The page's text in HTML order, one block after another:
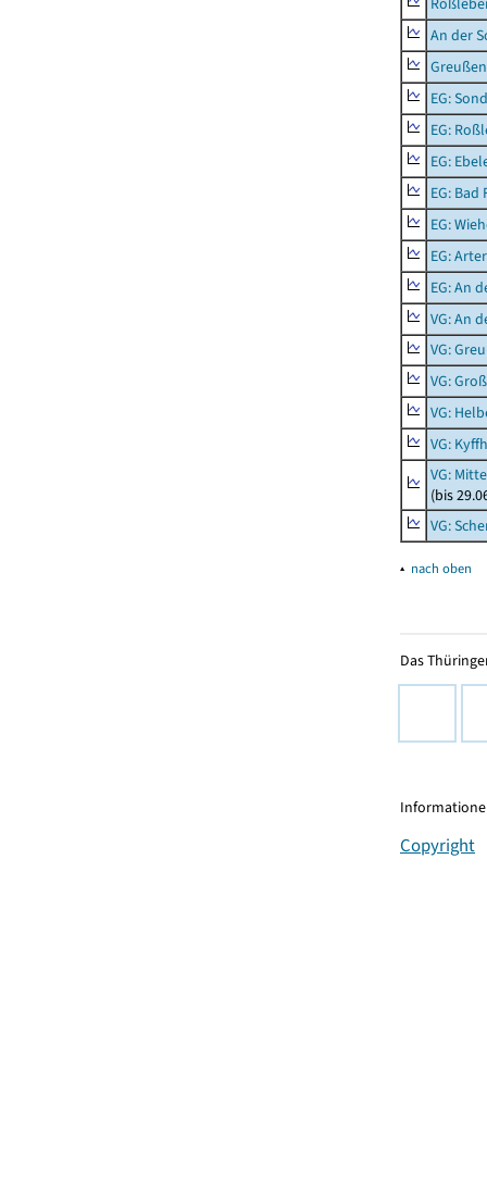
An der
EG:
EG:
EG:
EG:
EG:
EG:
EG: An
VG: An
VG:
VG:
VG:
VG:
VG:
(bis
VG:
▴ nach oben
Das
Copyright